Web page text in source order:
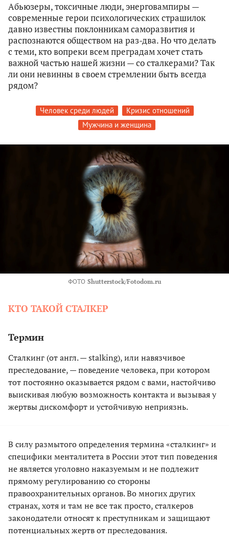
Абьюзеры, токсичные люди, энерговампиры —
современные герои психологических страшилок
давно известны поклонникам саморазвития и
распознаются обществом на раз-два. Но что делать
с теми, кто вопреки всем преградам хочет стать
важной частью нашей жизни — со сталкерами? Так
ли они невинны в своем стремлении быть всегда
рядом?
Человек среди людей
Кризис отношений
Мужчина и женщина
ФОТО Shutterstock/Fotodom.ru
КТО ТАКОЙ СТАЛКЕР
Термин
Сталкинг (от англ. — stalking), или навязчивое
преследование, — поведение человека, при котором
тот постоянно оказывается рядом с вами, настойчиво
выискивая любую возможность контакта и вызывая у
жертвы дискомфорт и устойчивую неприязнь.
В силу размытого определения термина «сталкинг» и
специфики менталитета в России этот тип поведения
не является уголовно наказуемым и не подлежит
прямому регулированию со стороны
правоохранительных органов. Во многих других
странах, хотя и там не все так просто, сталкеров
законодатели относят к преступникам и защищают
потенциальных жертв от преследования.